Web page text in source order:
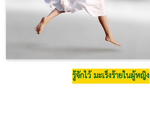
รู้จักไว้ มะเร็งร้ายในผู้หญิง